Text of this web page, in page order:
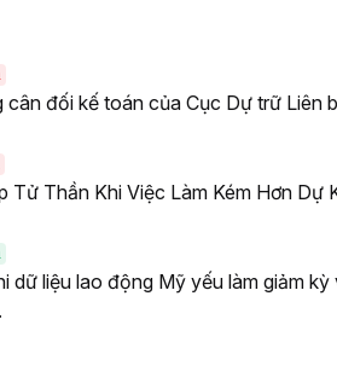
cân đối kế toán của Cục Dự trữ Liên
Tử Thần Khi Việc Làm Kém Hơn Dự
dữ liệu lao động Mỹ yếu làm giảm